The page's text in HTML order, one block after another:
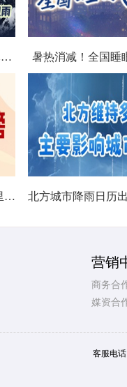
台风数字画像：马拉松台风“白海豚”将影响十余省份 暑热消减！全国睡
数据看今年7月哪里热到破纪录 哪里暑热连轴转
营销
商务合
媒资合
客服电